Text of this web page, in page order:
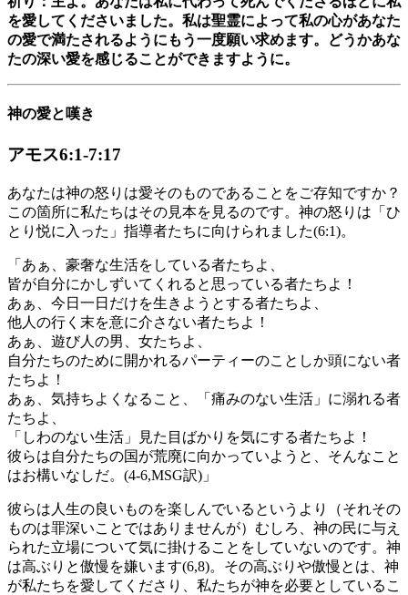
を愛してくださいました。私は聖霊によって私の心があなた
の愛で満たされるようにもう一度願い求めます。どうかあな
たの深い愛を感じることができますように。
神の愛と嘆き
アモス6:1-7:17
あなたは神の怒りは愛そのものであることをご存知ですか？
この箇所に私たちはその見本を見るのです。神の怒りは「ひ
とり悦に入った」指導者たちに向けられました(6:1)。
「あぁ、豪奢な生活をしている者たちよ、
皆が自分にかしずいてくれると思っている者たちよ！
あぁ、今日一日だけを生きようとする者たちよ、
他人の行く末を意に介さない者たちよ！
あぁ、遊び人の男、女たちよ、
自分たちのために開かれるパーティーのことしか頭にない者
たちよ！
あぁ、気持ちよくなること、「痛みのない生活」に溺れる者
たちよ、
「しわのない生活」見た目ばかりを気にする者たちよ！
彼らは自分たちの国が荒廃に向かっていようと、そんなこと
はお構いなしだ。(4-6,MSG訳)」
彼らは人生の良いものを楽しんでいるというより（それその
ものは罪深いことではありませんが）むしろ、神の民に与え
られた立場について気に掛けることをしていないのです。神
は高ぶりと傲慢を嫌います(6,8)。その高ぶりや傲慢とは、神
が私たちを愛してくださり、私たちが神を必要としているこ